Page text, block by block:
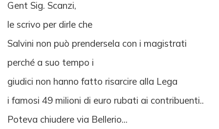
Gent Sig. Scanzi,
le scrivo per dirle che
Salvini non può prendersela con i magistrati
perché a suo tempo i
giudici non hanno fatto risarcire alla Lega
i famosi 49 milioni di euro rubati ai contribuenti..
Poteva chiudere via Bellerio...